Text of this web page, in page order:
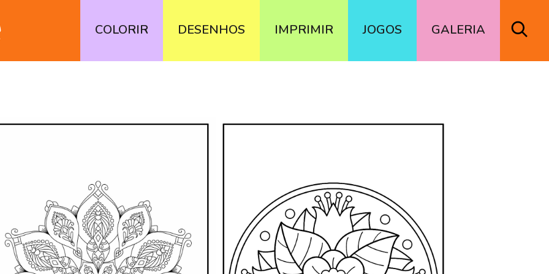
COLORIR DESENHOS IMPRIMIR JOGOS GALERIA